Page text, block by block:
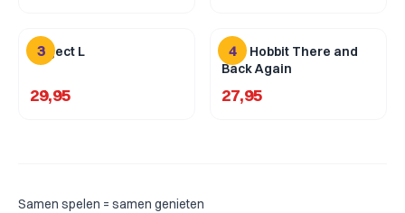
3
Project L
29,95
4
The Hobbit There and
Back Again
27,95
Samen spelen = samen genieten